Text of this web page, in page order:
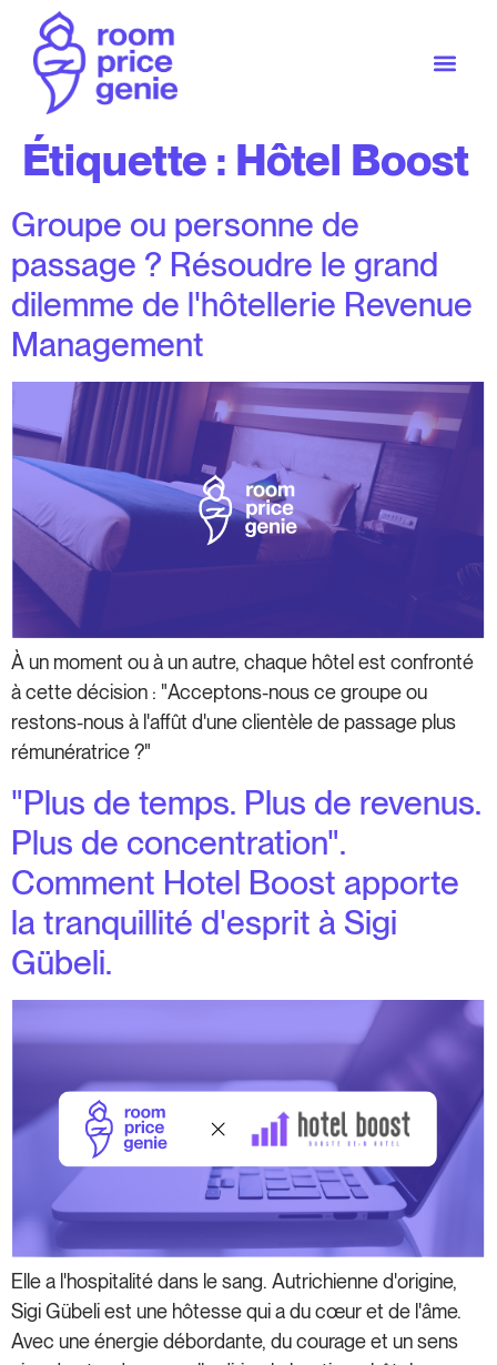
Étiquette : Hôtel Boost
Groupe ou personne de
passage ? Résoudre le grand
dilemme de l'hôtellerie Revenue
Management
À un moment ou à un autre, chaque hôtel est confronté
à cette décision : "Acceptons-nous ce groupe ou
restons-nous à l'affût d'une clientèle de passage plus
rémunératrice ?"
"Plus de temps. Plus de revenus.
Plus de concentration".
Comment Hotel Boost apporte
la tranquillité d'esprit à Sigi
Gübeli.
Elle a l'hospitalité dans le sang. Autrichienne d'origine,
Sigi Gübeli est une hôtesse qui a du cœur et de l'âme.
Avec une énergie débordante, du courage et un sens